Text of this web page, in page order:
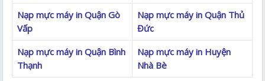
Nạp mực máy in Quận Gò
Vấp
Nạp mực máy in Quận Thủ
Đức
Nạp mực máy in Quận Bình
Thạnh
Nạp mực máy in Huyện
Nhà Bè